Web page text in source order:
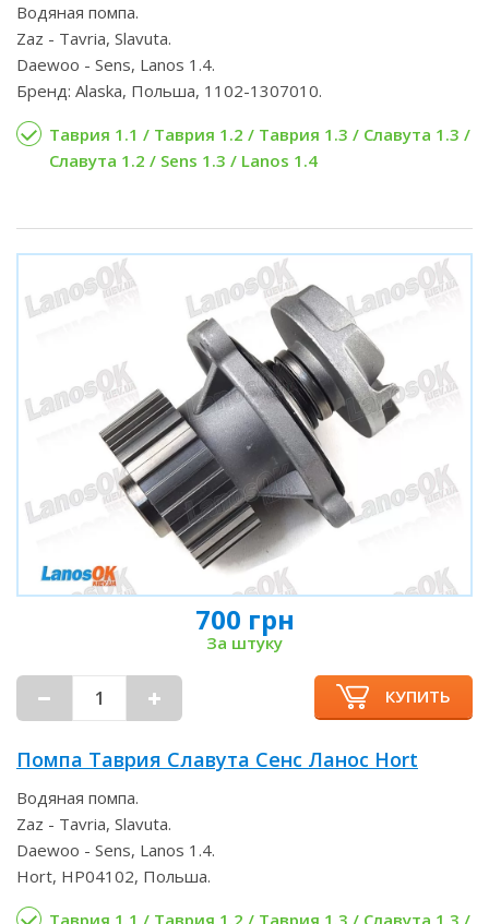
Водяная помпа.
Zaz - Tavria, Slavuta.
Daewoo - Sens, Lanos 1.4.
Бренд: Alaska, Польша, 1102-1307010.
Таврия 1.1 / Таврия 1.2 / Таврия 1.3 / Славута 1.3 /
Славута 1.2 / Sens 1.3 / Lanos 1.4
700 грн
За штуку
КУПИТЬ
Помпа Таврия Славута Сенс Ланос Hort
Водяная помпа.
Zaz - Tavria, Slavuta.
Daewoo - Sens, Lanos 1.4.
Hort, HP04102, Польша.
Таврия 1.1 / Таврия 1.2 / Таврия 1.3 / Славута 1.3 /